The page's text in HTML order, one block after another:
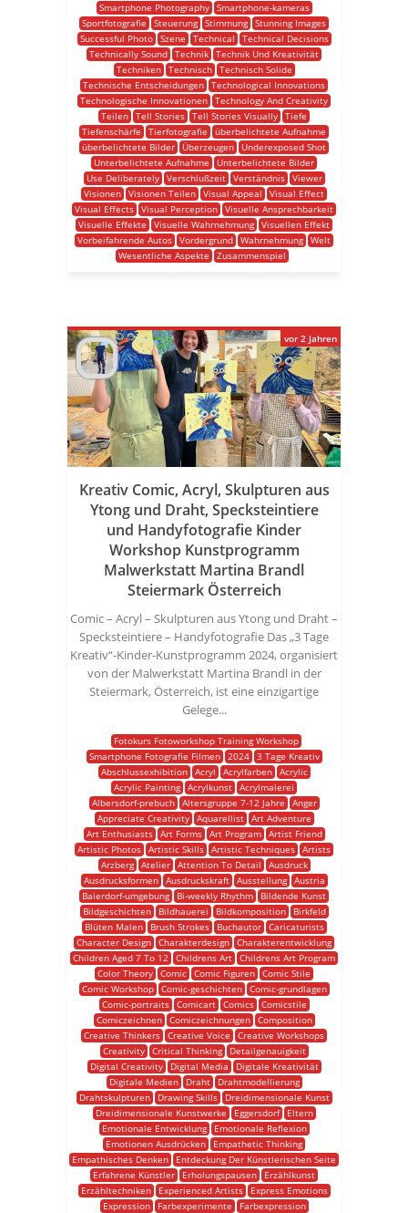
Smartphone Photography
Smartphone-kameras
Sportfotografie
Steuerung Stimmung Stunning Images
Successful Photo
Szene Technical
Technical Decisions
Technically Sound Technik Technik Und Kreativität
Techniken
Technisch
Technisch Solide
Technische Entscheidungen Technological Innovations
Technologische Innovationen Technology And Creativity
Teilen Tell Stories Tell Stories Visually Tiefe
Tiefenschärfe
Tierfotografie
überbelichtete Aufnahme
überbelichtete Bilder
Überzeugen
Underexposed Shot
Unterbelichtete Aufnahme
Unterbelichtete Bilder
Use Deliberately
Verschlußzeit Verständnis
Viewer
Visionen Visionen Teilen Visual Appeal
Visual Effect
Visual Effects Visual Perception Visuelle Ansprechbarkeit
Visuelle Effekte
Visuelle Wahrnehmung Visuellen Effekt
Vorbeifahrende Autos Vordergrund Wahrnehmung Welt
Wesentliche Aspekte
Zusammenspiel
Kreativ Comic, Acryl, Skulpturen aus
Ytong und Draht, Specksteintiere
und Handyfotografie Kinder
Workshop Kunstprogramm
Malwerkstatt Martina Brandl
Steiermark Österreich
Comic – Acryl – Skulpturen aus Ytong und Draht –
Specksteintiere – Handyfotografie Das „3 Tage
Kreativ“-Kinder-Kunstprogramm 2024, organisiert
von der Malwerkstatt Martina Brandl in der
Steiermark, Österreich, ist eine einzigartige
Gelege...
Fotokurs Fotoworkshop Training Workshop
Smartphone Fotografie Filmen
2024
3 Tage Kreativ
Abschlussexhibition
Acryl Acrylfarben
Acrylic
Acrylic Painting Acrylkunst Acrylmalerei
Albersdorf-prebuch
Altersgruppe 7-12 Jahre
Anger
Appreciate Creativity
Aquarellist
Art Adventure
Art Enthusiasts
Art Forms Art Program
Artist Friend
Artistic Photos Artistic Skills Artistic Techniques Artists
Arzberg
Atelier Attention To Detail
Ausdruck
Ausdrucksformen
Ausdruckskraft Ausstellung
Austria
Baierdorf-umgebung
Bi-weekly Rhythm
Bildende Kunst
Bildgeschichten
Bildhauerei Bildkomposition
Birkfeld
Blüten Malen
Brush Strokes Buchautor
Caricaturists
Character Design Charakterdesign Charakterentwicklung
Children Aged 7 To 12 Childrens Art Childrens Art Program
Color Theory Comic Comic Figuren Comic Stile
Comic Workshop
Comic-geschichten
Comic-grundlagen
Comic-portraits
Comicart Comics
Comicstile
Comiczeichnen
Comiczeichnungen
Composition
Creative Thinkers Creative Voice
Creative Workshops
Creativity
Critical Thinking
Detailgenauigkeit
Digital Creativity
Digital Media
Digitale Kreativität
Digitale Medien
Draht
Drahtmodellierung
Drahtskulpturen
Drawing Skills
Dreidimensionale Kunst
Dreidimensionale Kunstwerke
Eggersdorf
Eltern
Emotionale Entwicklung
Emotionale Reflexion
Emotionen Ausdrücken
Empathetic Thinking
Empathisches Denken
Entdeckung Der Künstlerischen Seite
Erfahrene Künstler
Erholungspausen
Erzählkunst
Erzähltechniken
Experienced Artists
Express Emotions
Expression
Farbexperimente
Farbexpression
vor 2 Jahren